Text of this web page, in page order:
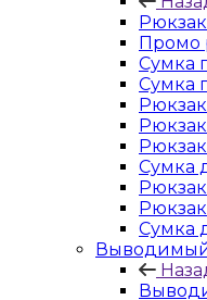
Промо
Сумка
Сумка
Рюкзак
Рюкзак
Сумка
Рюкзак
Рюкзак
Сумка
Выводимый